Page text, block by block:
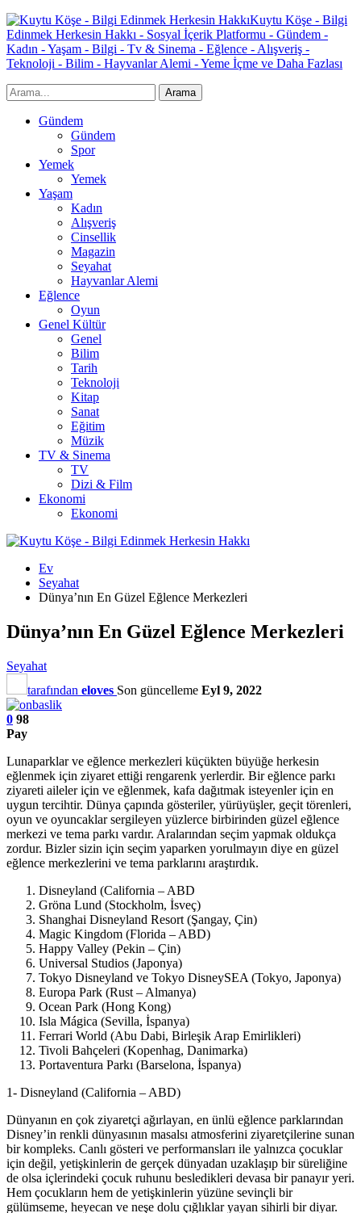
Kuytu Köşe - Bilgi
Edinmek Herkesin Hakkı - Sosyal İçerik Platformu - Gündem -
Kadın - Yaşam - Bilgi - Tv & Sinema - Eğlence - Alışveriş -
Teknoloji - Bilim - Hayvanlar Alemi - Yeme İçme ve Daha Fazlası
Gündem
Gündem
Spor
Yemek
Yemek
Yaşam
Kadın
Alışveriş
Cinsellik
Magazin
Seyahat
Hayvanlar Alemi
Eğlence
Oyun
Genel Kültür
Genel
Bilim
Tarih
Teknoloji
Kitap
Sanat
Eğitim
Müzik
TV & Sinema
TV
Dizi & Film
Ekonomi
Ekonomi
Ev
Seyahat
Dünya’nın En Güzel Eğlence Merkezleri
Dünya’nın En Güzel Eğlence Merkezleri
Seyahat
tarafından eloves Son güncelleme Eyl 9, 2022
0 98
Pay
Lunaparklar ve eğlence merkezleri küçükten büyüğe herkesin
eğlenmek için ziyaret ettiği rengarenk yerlerdir. Bir eğlence parkı
ziyareti aileler için ve eğlenmek, kafa dağıtmak isteyenler için en
uygun tercihtir. Dünya çapında gösteriler, yürüyüşler, geçit törenleri,
oyun ve oyuncaklar sergileyen yüzlerce birbirinden güzel eğlence
merkezi ve tema parkı vardır. Aralarından seçim yapmak oldukça
zordur. Bizler sizin için seçim yaparken yorulmayın diye en güzel
eğlence merkezlerini ve tema parklarını araştırdık.
Disneyland (California – ABD
Gröna Lund (Stockholm, İsveç)
Shanghai Disneyland Resort (Şangay, Çin)
Magic Kingdom (Florida – ABD)
Happy Valley (Pekin – Çin)
Universal Studios (Japonya)
Tokyo Disneyland ve Tokyo DisneySEA (Tokyo, Japonya)
Europa Park (Rust – Almanya)
Ocean Park (Hong Kong)
Isla Mágica (Sevilla, İspanya)
Ferrari World (Abu Dabi, Birleşik Arap Emirlikleri)
Tivoli Bahçeleri (Kopenhag, Danimarka)
Portaventura Parkı (Barselona, ​​İspanya)
1- Disneyland (California – ABD)
Dünyanın en çok ziyaretçi ağırlayan, en ünlü eğlence parklarından
Disney’in renkli dünyasının masalsı atmosferini ziyaretçilerine sunan
bir kompleks. Canlı gösteri ve performansları ile yalnızca çocuklar
için değil, yetişkinlerin de gerçek dünyadan uzaklaşıp bir süreliğine
de olsa içlerindeki çocuk ruhunu besledikleri devasa bir panayır yeri.
Hem çocukların hem de yetişkinlerin yüzüne sevinçli bir
gülümseme, heyecan ve neşe dolu çığlıklar yayan sihirli bir diyar.